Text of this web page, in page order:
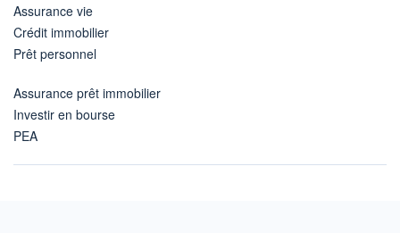
Assurance vie
Crédit immobilier
Prêt personnel
Assurance prêt immobilier
Investir en bourse
PEA